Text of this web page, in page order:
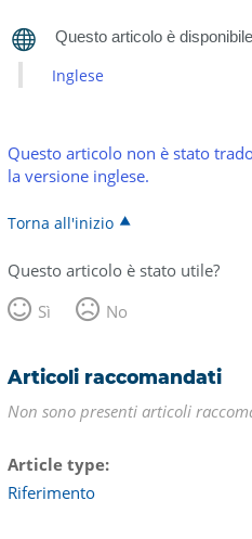
Inglese
Questo articolo non è stato
la versione inglese.
Torna all'inizio
Questo articolo è stato utile?
Sì
No
Articoli raccomandati
Non sono presenti articoli
Article type
Riferimento